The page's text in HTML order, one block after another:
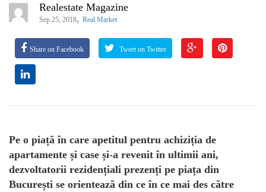
Realestate Magazine
Sep 25, 2018, Real Market
Share on Facebook Tweet on Twitter
Pe o piață în care apetitul pentru achiziția de
apartamente și case și-a revenit în ultimii ani,
dezvoltatorii rezidențiali prezenți pe piața din
București se orientează din ce în ce mai des către